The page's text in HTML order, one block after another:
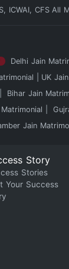
ICWAI, CFS All
Delhi Jain
UK
Bihar Jain
Jain
Story
Stories
Your Success